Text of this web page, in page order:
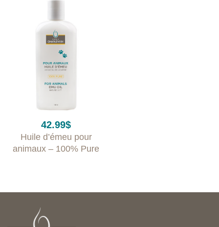
42.99$
Huile d’émeu pour
animaux – 100% Pure